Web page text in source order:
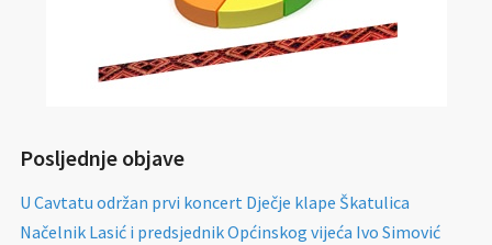
Posljednje objave
U Cavtatu održan prvi koncert Dječje klape Škatulica
Načelnik Lasić i predsjednik Općinskog vijeća Ivo Simović